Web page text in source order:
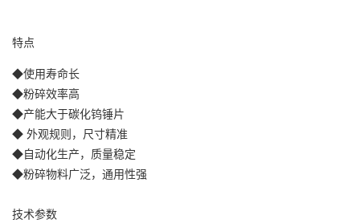
特点
◆使用寿命长
◆粉碎效率高
◆产能大于碳化钨锤片
◆ 外观规则，尺寸精准
◆自动化生产，质量稳定
◆粉碎物料广泛，通用性强
技术参数